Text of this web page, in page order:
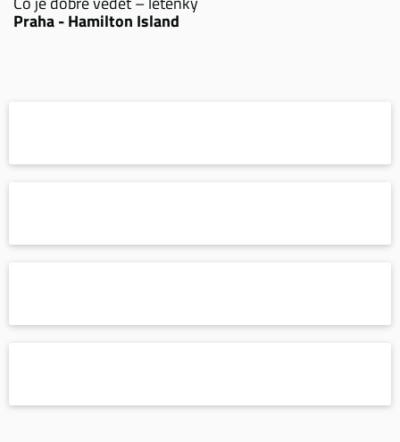
Praha - Hamilton Island